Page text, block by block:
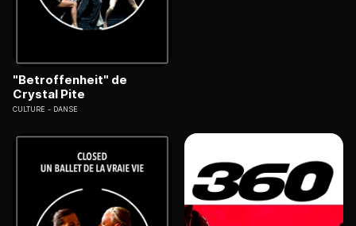
"Betroffenheit" de
Crystal Pite
CULTURE DANSE